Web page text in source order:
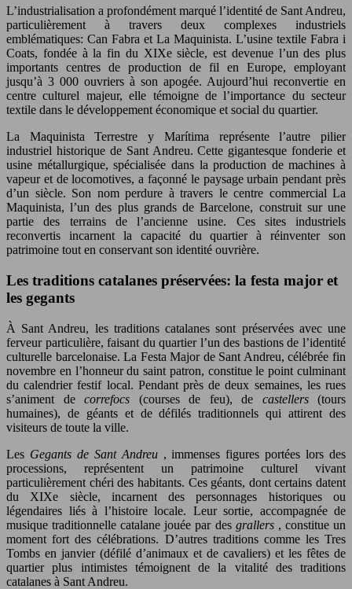
L’industrialisation a profondément marqué l’identité de Sant Andreu,
particulièrement à travers deux complexes industriels
emblématiques: Can Fabra et La Maquinista. L’usine textile Fabra i
Coats, fondée à la fin du XIXe siècle, est devenue l’un des plus
importants centres de production de fil en Europe, employant
jusqu’à 3 000 ouvriers à son apogée. Aujourd’hui reconvertie en
centre culturel majeur, elle témoigne de l’importance du secteur
textile dans le développement économique et social du quartier.
La Maquinista Terrestre y Marítima représente l’autre pilier
industriel historique de Sant Andreu. Cette gigantesque fonderie et
usine métallurgique, spécialisée dans la production de machines à
vapeur et de locomotives, a façonné le paysage urbain pendant près
d’un siècle. Son nom perdure à travers le centre commercial La
Maquinista, l’un des plus grands de Barcelone, construit sur une
partie des terrains de l’ancienne usine. Ces sites industriels
reconvertis incarnent la capacité du quartier à réinventer son
patrimoine tout en conservant son identité ouvrière.
Les traditions catalanes préservées: la festa major et
les gegants
À Sant Andreu, les traditions catalanes sont préservées avec une
ferveur particulière, faisant du quartier l’un des bastions de l’identité
culturelle barcelonaise. La Festa Major de Sant Andreu, célébrée fin
novembre en l’honneur du saint patron, constitue le point culminant
du calendrier festif local. Pendant près de deux semaines, les rues
s’animent de correfocs (courses de feu), de castellers (tours
humaines), de géants et de défilés traditionnels qui attirent des
visiteurs de toute la ville.
Les Gegants de Sant Andreu , immenses figures portées lors des
processions, représentent un patrimoine culturel vivant
particulièrement chéri des habitants. Ces géants, dont certains datent
du XIXe siècle, incarnent des personnages historiques ou
légendaires liés à l’histoire locale. Leur sortie, accompagnée de
musique traditionnelle catalane jouée par des grallers , constitue un
moment fort des célébrations. D’autres traditions comme les Tres
Tombs en janvier (défilé d’animaux et de cavaliers) et les fêtes de
quartier plus intimistes témoignent de la vitalité des traditions
catalanes à Sant Andreu.